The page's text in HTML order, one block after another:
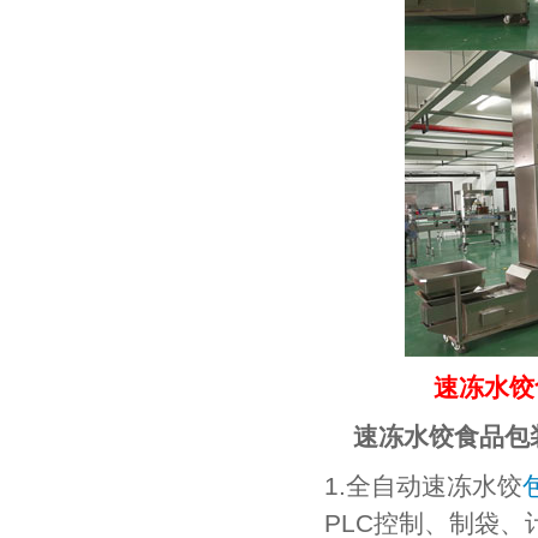
速冻水
速冻水饺食品
1.全自动速冻水饺
PLC控制、制袋、